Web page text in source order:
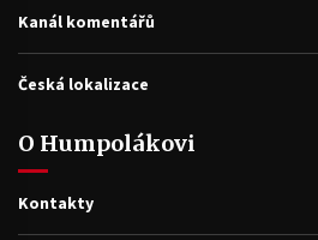
Kanál komentářů
Česká lokalizace
O Humpolákovi
Kontakty